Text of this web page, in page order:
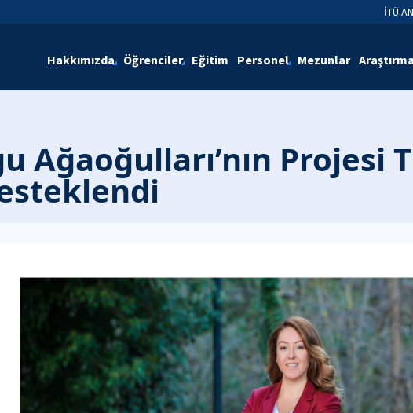
İTÜ
Hakkımızda Öğrenciler Eğitim Personel Mezunlar Araştırma
Ağaoğulları’nın Projesi